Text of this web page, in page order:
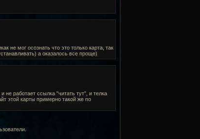
не мог осознать что это только карта, так
а оказалось все проще)
не работает ссылка "читать тут", и телка
этой карты примерно такой же по